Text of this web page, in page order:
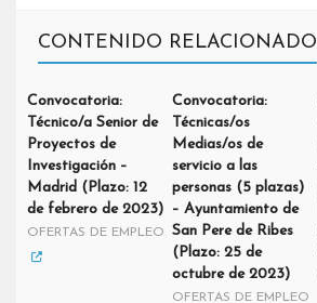
CONTENIDO RELACIONADO
Convocatoria:
Técnico/a Senior de
Proyectos de
Investigación –
Madrid (Plazo: 12
de febrero de 2023)
OFERTAS DE EMPLEO
Convocatoria:
Técnicas/os
Medias/os de
servicio a las
personas (5 plazas)
– Ayuntamiento de
San Pere de Ribes
(Plazo: 25 de
octubre de 2023)
OFERTAS DE EMPLEO